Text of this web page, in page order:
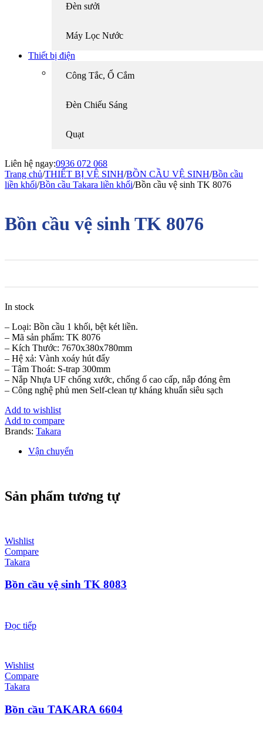
Đèn sưởi
Máy Lọc Nước
Thiết bị điện
Công Tắc, Ổ Cắm
Đèn Chiếu Sáng
Quạt
Liên hệ ngay:0936 072 068
Trang chủ/THIẾT BỊ VỆ SINH/BỒN CẦU VỆ SINH/Bồn cầu
liền khối/Bồn cầu Takara liền khối/Bồn cầu vệ sinh TK 8076
Bồn cầu vệ sinh TK 8076
In stock
– Loại: Bồn cầu 1 khối, bệt két liền.
– Mã sản phẩm: TK 8076
– Kích Thước: 7670x380x780mm
– Hệ xả: Vành xoáy hút đẩy
– Tâm Thoát: S-trap 300mm
– Nắp Nhựa UF chống xước, chống ố cao cấp, nắp đóng êm
– Công nghệ phủ men Self-clean tự kháng khuẩn siêu sạch
Add to wishlist
Add to compare
Brands: Takara
Vận chuyển
Sản phẩm tương tự
Wishlist
Compare
Takara
Bồn cầu vệ sinh TK 8083
Đọc tiếp
Wishlist
Compare
Takara
Bồn cầu TAKARA 6604